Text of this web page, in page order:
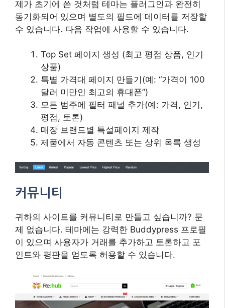
제가 초기에 쓴 것처럼 테마는 플러그인과 완전히
동기화되어 있으며 별도의 필드에 데이터를 저장할
수 있습니다. 다음 작업에 사용할 수 있습니다.
Top Set 페이지 생성 (최고 평점 상품, 인기
상품)
특별 가격대 페이지 만들기(예: “가격이 100
달러 미만인 최고의 휴대폰”)
모든 범주에 필터 패널 추가(예: 가격, 인기,
평점, 토론)
매장 브랜드별 특설페이지 제작
제품에서 자동 콘텐츠 또는 상위 목록 생성
커뮤니티
귀하의 사이트를 커뮤니티로 만들고 싶습니까? 문
제 없습니다. 테마에는 강력한 Buddypress 프로필
이 있으며 사용자가 거래를 추가하고 토론하고 포
인트와 평판을 얻도록 허용할 수 있습니다.